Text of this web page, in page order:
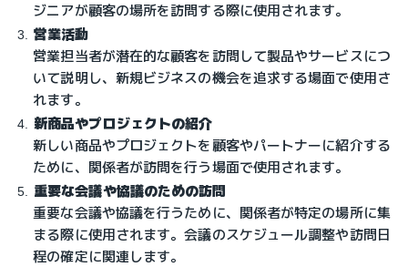
ジニアが顧客の場所を訪問する際に使用されます。
営業活動
営業担当者が潜在的な顧客を訪問して製品やサービスにつ
いて説明し、新規ビジネスの機会を追求する場面で使用さ
れます。
新商品やプロジェクトの紹介
新しい商品やプロジェクトを顧客やパートナーに紹介する
ために、関係者が訪問を行う場面で使用されます。
重要な会議や協議のための訪問
重要な会議や協議を行うために、関係者が特定の場所に集
まる際に使用されます。会議のスケジュール調整や訪問日
程の確定に関連します。